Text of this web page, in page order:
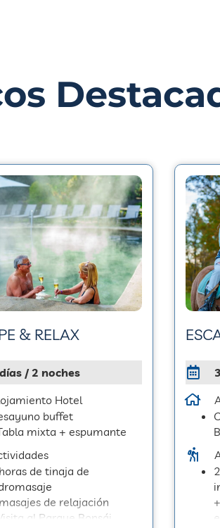
& RELAX
/ 2 noches
Hotel
buffet
mixta + espumante
de tinaja de
de relajación
Visita al Parque Bonsái